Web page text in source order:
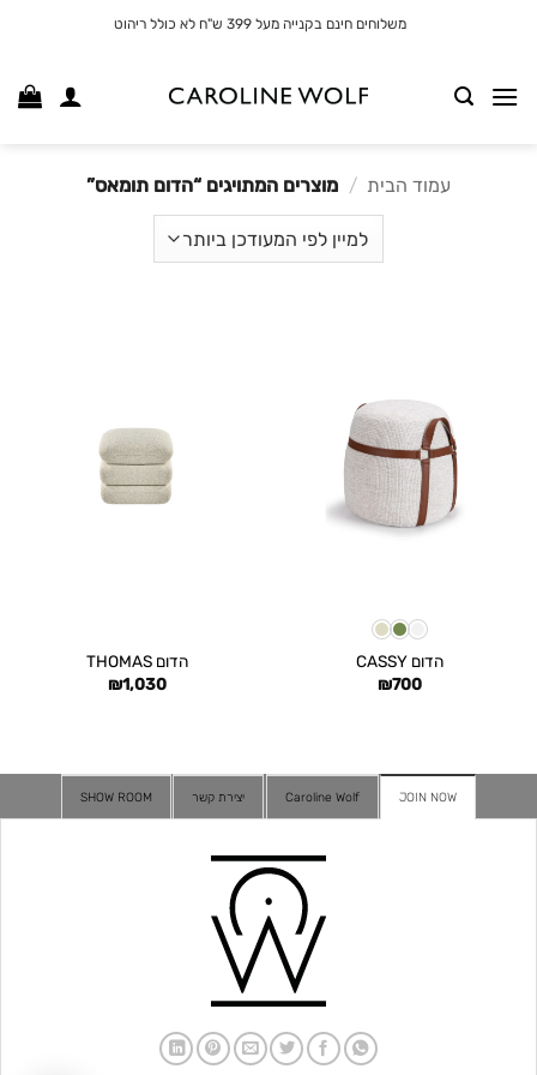
משלוחים חינם בקנייה מעל 399 ש"ח לא כולל ריהוט
עמוד הבית / מוצרים המתויגים “הדום תומאס”
הדום CASSY
₪700
הדום THOMAS
₪1,030
JOIN NOW
Caroline Wolf יצירת קשר SHOW ROOM